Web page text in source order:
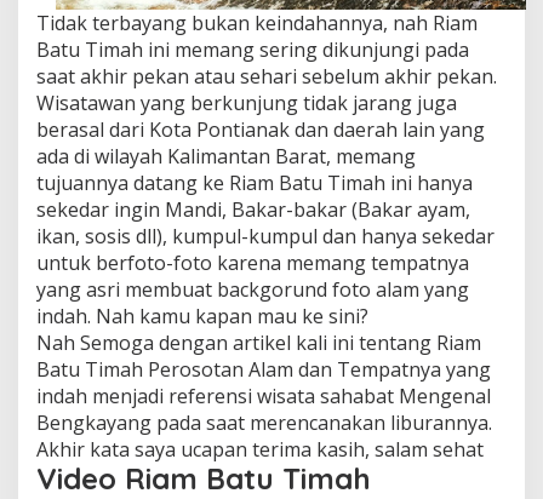
Tidak terbayang bukan keindahannya, nah Riam
Batu Timah ini memang sering dikunjungi pada
saat akhir pekan atau sehari sebelum akhir pekan.
Wisatawan yang berkunjung tidak jarang juga
berasal dari Kota Pontianak dan daerah lain yang
ada di wilayah Kalimantan Barat, memang
tujuannya datang ke Riam Batu Timah ini hanya
sekedar ingin Mandi, Bakar-bakar (Bakar ayam,
ikan, sosis dll), kumpul-kumpul dan hanya sekedar
untuk berfoto-foto karena memang tempatnya
yang asri membuat backgorund foto alam yang
indah. Nah kamu kapan mau ke sini?
Nah Semoga dengan artikel kali ini tentang Riam
Batu Timah Perosotan Alam dan Tempatnya yang
indah menjadi referensi wisata sahabat Mengenal
Bengkayang pada saat merencanakan liburannya.
Akhir kata saya ucapan terima kasih, salam sehat
Video Riam Batu Timah